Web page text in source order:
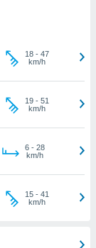
18- 47
km/h
19- 51
km/h
6- 28
km/h
15- 41
km/h